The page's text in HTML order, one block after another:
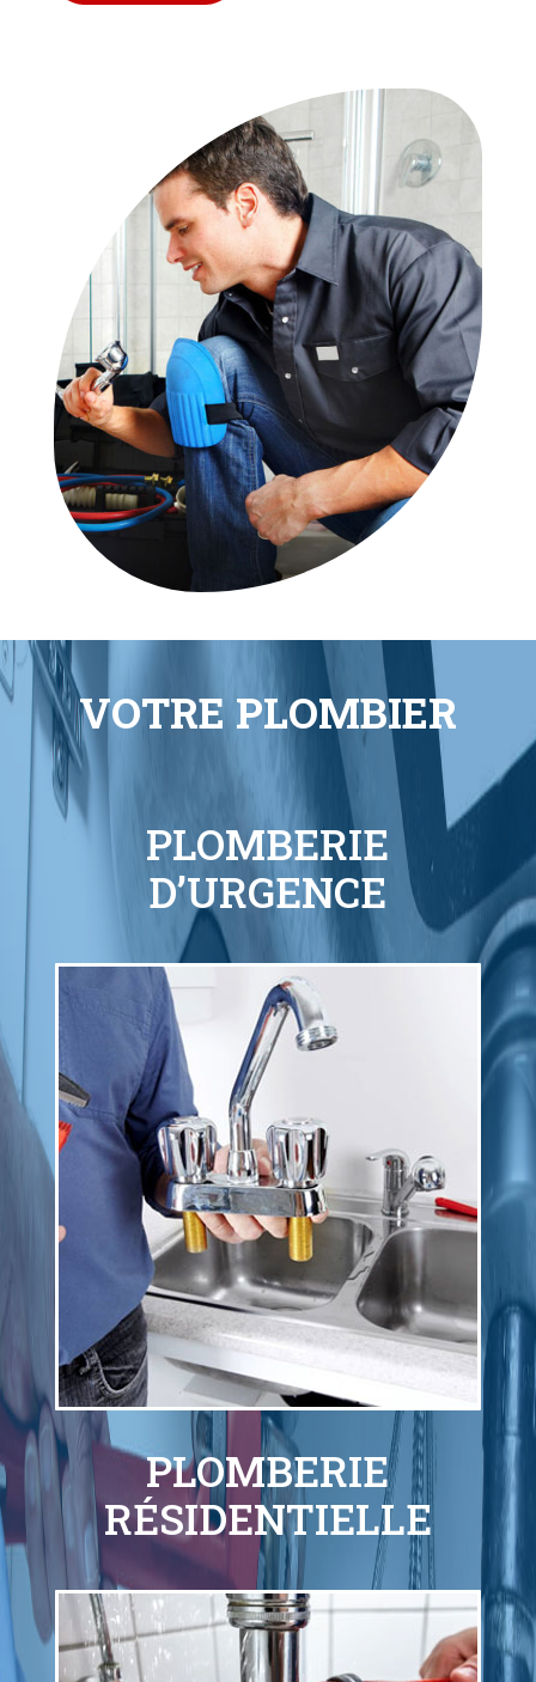
VOTRE PLOMBIER
PLOMBERIE
D’URGENCE
PLOMBERIE
RÉSIDENTIELLE